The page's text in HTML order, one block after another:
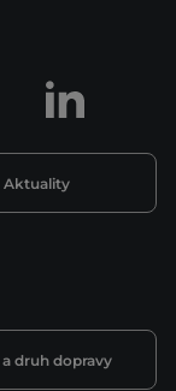
a druh dopravy
Aktuality
LinkedIn